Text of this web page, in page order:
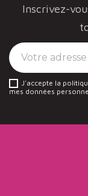
Inscrivez-
J'accepte la
mes données